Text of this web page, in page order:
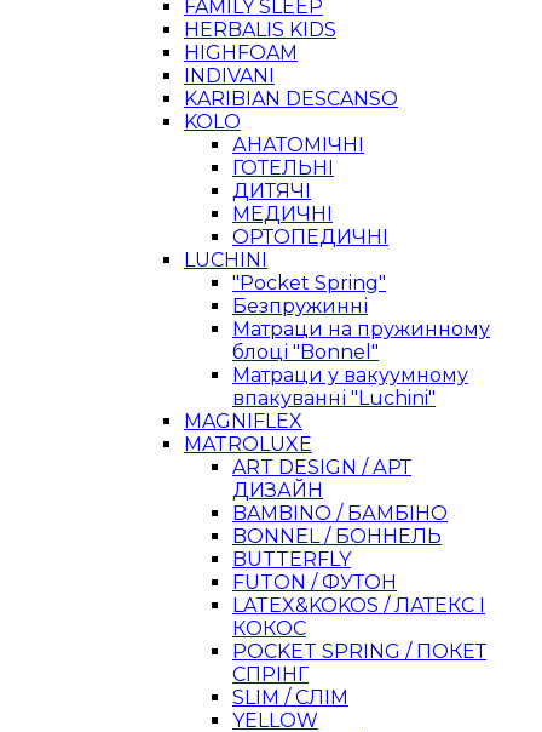
FAMILY SLEEP
HERBALIS KIDS
HIGHFOAM
INDIVANI
KARIBIAN DESCANSO
KOLO
АНАТОМІЧНІ
ГОТЕЛЬНІ
ДИТЯЧІ
МЕДИЧНІ
ОРТОПЕДИЧНІ
LUCHINI
"Pocket Spring"
Безпружинні
Матраци на пружинному
блоці "Bonnel"
Матраци у вакуумному
впакуванні "Luchini"
MAGNIFLEX
MATROLUXE
ART DESIGN / АРТ
ДИЗАЙН
BAMBINO / БАМБІНО
BONNEL / БОННЕЛЬ
BUTTERFLY
FUTON / ФУТОН
LATEX&KOKOS / ЛАТЕКС І
КОКОС
POCKET SPRING / ПОКЕТ
СПРІНГ
SLIM / СЛІМ
YELLOW